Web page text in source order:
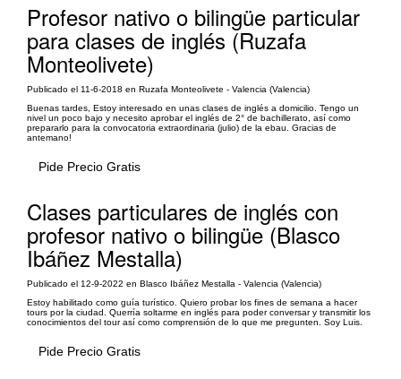
Profesor nativo o bilingüe particular
para clases de inglés (Ruzafa
Monteolivete)
Publicado el 11-6-2018 en Ruzafa Monteolivete - Valencia (Valencia)
Buenas tardes, Estoy interesado en unas clases de inglés a domicilio. Tengo un
nivel un poco bajo y necesito aprobar el inglés de 2° de bachillerato, así como
prepararlo para la convocatoria extraordinaria (julio) de la ebau. Gracias de
antemano!
Pide Precio Gratis
Clases particulares de inglés con
profesor nativo o bilingüe (Blasco
Ibáñez Mestalla)
Publicado el 12-9-2022 en Blasco Ibáñez Mestalla - Valencia (Valencia)
Estoy habilitado como guía turístico. Quiero probar los fines de semana a hacer
tours por la ciudad. Querría soltarme en inglés para poder conversar y transmitir los
conocimientos del tour así como comprensión de lo que me pregunten. Soy Luis.
Pide Precio Gratis